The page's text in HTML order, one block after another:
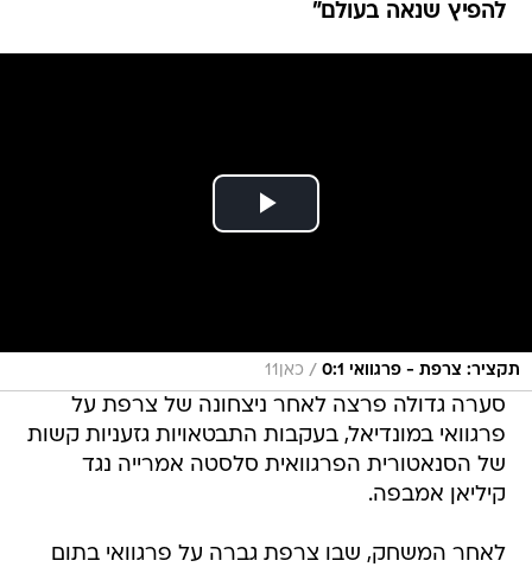
להפיץ שנאה בעולם"
תקציר: צרפת - פרגוואי 0:1 / כאן11
סערה גדולה פרצה לאחר ניצחונה של צרפת על
פרגוואי במונדיאל, בעקבות התבטאויות גזעניות קשות
של הסנאטורית הפרגוואית סלסטה אמרייה נגד
קיליאן אמבפה.
לאחר המשחק, שבו צרפת גברה על פרגוואי בתום